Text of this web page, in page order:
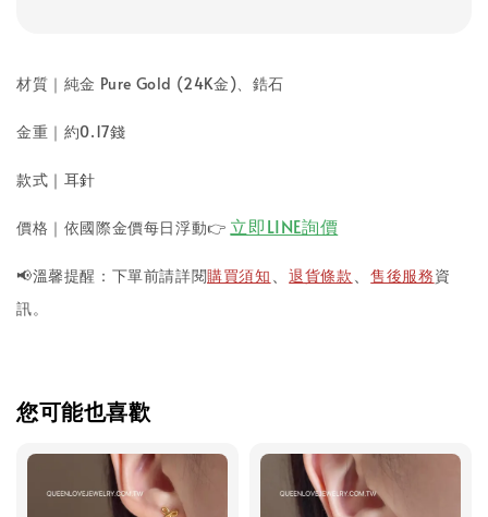
材質｜純金 Pure Gold (24K金)、鋯石
金重｜ 約0.17錢
款式｜耳針
價格｜依國際金價每日浮動👉 立即LINE詢價
📢溫馨提醒：下單前請詳閱購買須知 、退貨條款 、售後服務資
訊。
您可能也喜歡